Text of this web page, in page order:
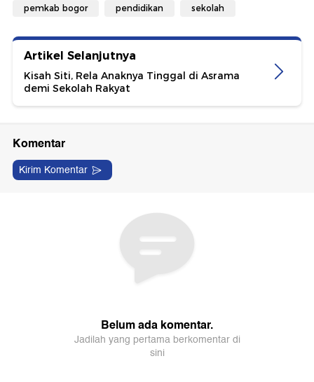
pemkab bogor pendidikan sekolah
Artikel Selanjutnya
Kisah Siti, Rela Anaknya Tinggal di Asrama
demi Sekolah Rakyat